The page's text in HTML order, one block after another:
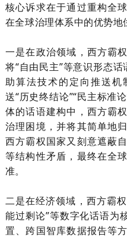
核心诉求在于通过重构全
在全球治理体系中的优势地
一是在政治领域，西方霸
将“自由民主”等意识形态
助算法技术的定向推送机
送“历史终结论”“民主标准
体的话语建构中，西方霸
治理困境，并将其简单地
西方霸权国家又刻意遮蔽
等结构性矛盾，最终在全
准。
二是在经济领域，西方霸
能过剩论”等数字化话语为
置、跨国智库数据报告等